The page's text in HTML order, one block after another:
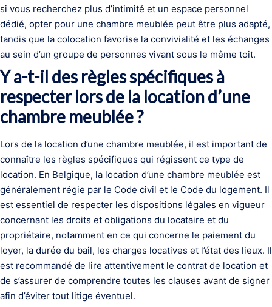
si vous recherchez plus d’intimité et un espace personnel
dédié, opter pour une chambre meublée peut être plus adapté,
tandis que la colocation favorise la convivialité et les échanges
au sein d’un groupe de personnes vivant sous le même toit.
Y a-t-il des règles spécifiques à
respecter lors de la location d’une
chambre meublée ?
Lors de la location d’une chambre meublée, il est important de
connaître les règles spécifiques qui régissent ce type de
location. En Belgique, la location d’une chambre meublée est
généralement régie par le Code civil et le Code du logement. Il
est essentiel de respecter les dispositions légales en vigueur
concernant les droits et obligations du locataire et du
propriétaire, notamment en ce qui concerne le paiement du
loyer, la durée du bail, les charges locatives et l’état des lieux. Il
est recommandé de lire attentivement le contrat de location et
de s’assurer de comprendre toutes les clauses avant de signer
afin d’éviter tout litige éventuel.